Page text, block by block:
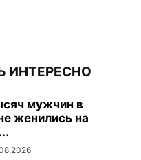
ИНТЕРЕСНО
мужчин в
женились на